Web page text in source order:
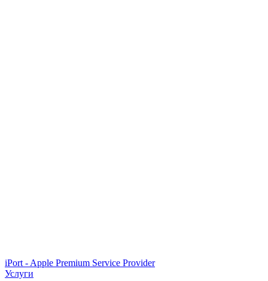
iPort - Apple Premium Service Provider
Услуги